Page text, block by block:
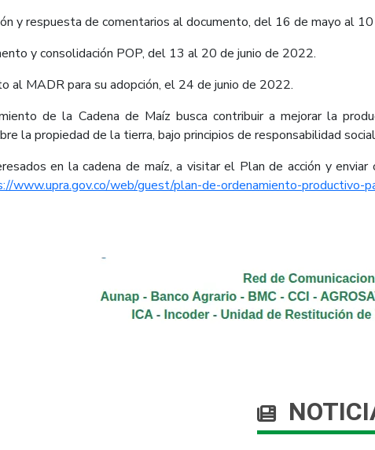
y respuesta de comentarios al documento, del 16 de mayo al
y consolidación POP, del 13 al 20 de junio de 2022.
al MADR para su adopción, el 24 de junio de 2022.
de la Cadena de Maíz busca contribuir a mejorar la
la propiedad de la tierra, bajo principios de responsabilidad
en la cadena de maíz, a visitar el Plan de acción y
www.upra.gov.co/web/guest/plan-de-ordenamiento-productivo-